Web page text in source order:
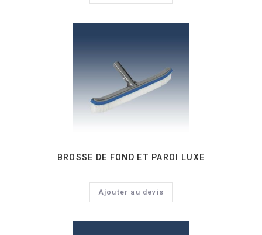
BROSSE DE FOND ET PAROI LUXE
Ajouter au devis